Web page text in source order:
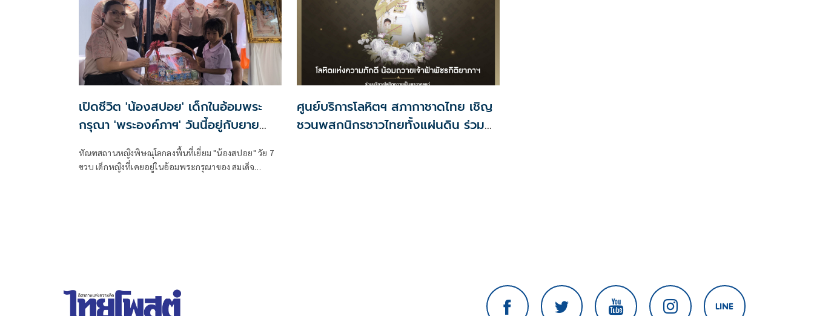
เปิดชีวิต 'น้องสปอย' เด็กในอ้อมพระ
กรุณา 'พระองค์ภาฯ' วันนี้อยู่กับยาย
ขณะแม่ยังอยู่ในเรือนจำ
ทัณฑสถานหญิงพิษณุโลกลงพื้นที่เยี่ยม "น้องสปอย" วัย 7
ขวบ เด็กหญิงที่เคยอยู่ในอ้อมพระกรุณาของ สมเด็จ
ศูนย์บริการโลหิตฯ สภากาชาดไทย เชิญ
ชวนพสกนิกรชาวไทยทั้งแผ่นดิน ร่วม